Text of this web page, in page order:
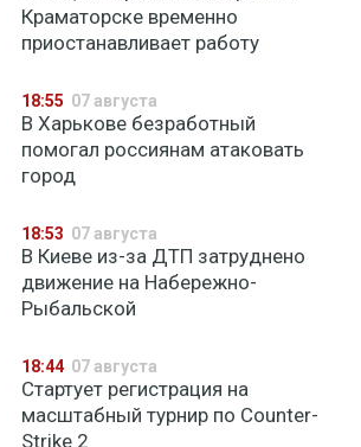
Краматорске временно
приостанавливает работу
18:55 07 августа
В Харькове безработный
помогал россиянам атаковать
город
18:53 07 августа
В Киеве из-за ДТП затруднено
движение на Набережно-
Рыбальской
18:44 07 августа
Стартует регистрация на
масштабный турнир по Counter-
Strike 2